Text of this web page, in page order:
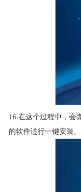
16.在这个过程中，会
的软件进行一键安装。